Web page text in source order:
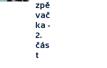
zpě
vač
ka -
2.
čás
t